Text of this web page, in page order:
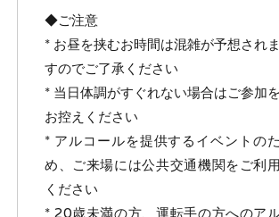
◆ご注意
* お昼を挟むお時間は混雑が予想されま
すのでご了承ください
* 当日体調がすぐれない場合はご参加を
お控えください
* アルコールを提供するイベントのた
め、ご来場には公共交通機関をご利用
ください
* 20歳未満の方、運転手の方へのア